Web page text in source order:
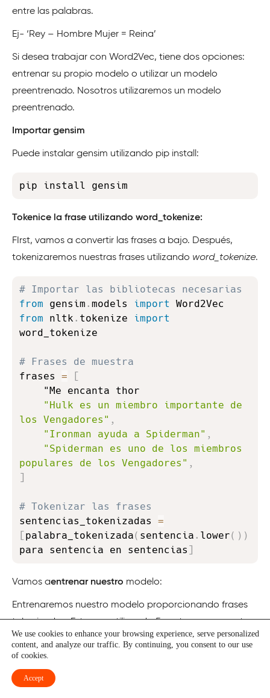
entre las palabras.
Ej- ‘Rey – Hombre Mujer = Reina’
Si desea trabajar con Word2Vec, tiene dos opciones:
entrenar su propio modelo o utilizar un modelo
preentrenado. Nosotros utilizaremos un modelo
preentrenado.
Importar gensim
Puede instalar gensim utilizando pip install:
pip install gensim
Tokenice la frase utilizando word_tokenize:
FIrst, vamos a convertir las frases a bajo. Después,
tokenizaremos nuestras frases utilizando word_tokenize.
# Importar las bibliotecas necesarias
from gensim . models import
from nltk . tokenize
import
word_tokenize
# Frases de muestra
frases =
[
"Hulk es un miembro importante de
los Vengadores" ,
"Ironman ayuda a Spiderman" ,
"Spiderman es uno de los miembros
populares de los Vengadores" ,
]
# Tokenizar las frases
sentencias_tokenizadas =
[palabra_tokenizada( sentencia . lower( ) )
para sentencia en sentencias ]
Vamos aentrenar nuestro modelo:
Entrenaremos nuestro modelo proporcionando frases
tokenizadas. Estamos utilizando 5 ventanas para este
modelo de entrenamiento, puede adaptarlo según sus
necesidades.
# Entrenar un modelo Word2Vec
We use cookies to enhance your browsing experience, serve personalized
content, and analyze our traffic. By continuing, you consent to our use
of cookies.
Accept